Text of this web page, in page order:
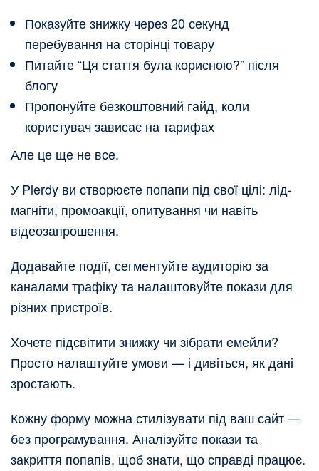
Показуйте знижку через 20 секунд
перебування на сторінці товару
Питайте “Ця стаття була корисною?” після
блогу
Пропонуйте безкоштовний гайд, коли
користувач зависає на тарифах
Але це ще не все.
У Plerdy ви створюєте попапи під свої цілі: лід-
магніти, промоакції, опитування чи навіть
відеозапрошення.
Додавайте події, сегментуйте аудиторію за
каналами трафіку та налаштовуйте покази для
різних пристроїв.
Хочете підсвітити знижку чи зібрати емейли?
Просто налаштуйте умови — і дивіться, як дані
зростають.
Кожну форму можна стилізувати під ваш сайт —
без програмування. Аналізуйте покази та
закриття попапів, щоб знати, що справді працює.